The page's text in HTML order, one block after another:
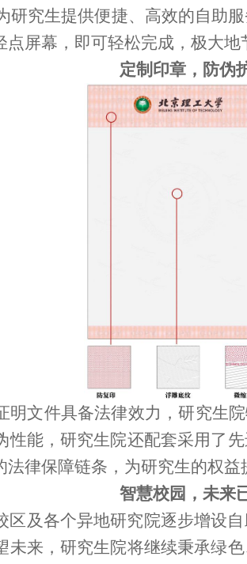
研究生提供便捷、高效的自助
屏幕，即可轻松完成，极大地
定制印章，防伪
明文件具备法律效力，研究生
性能，研究生院还配套采用了
律保障链条，为研究生的权益
智慧校园，未来
区及各个异地研究院逐步增设
未来，研究生院将继续秉承绿